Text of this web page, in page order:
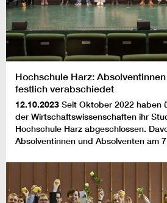
Hochschule Harz:
festlich verabschiedet
12.10.2023 Seit Oktober 2022 haben
der Wirtschaftswissenschaften ihr
Hochschule Harz abgeschlossen.
Absolventinnen und Absolventen am